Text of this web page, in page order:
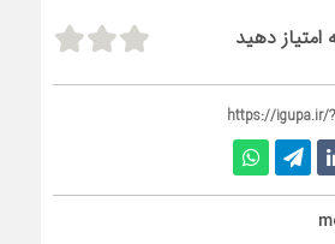
دهید
https://igupa.ir/